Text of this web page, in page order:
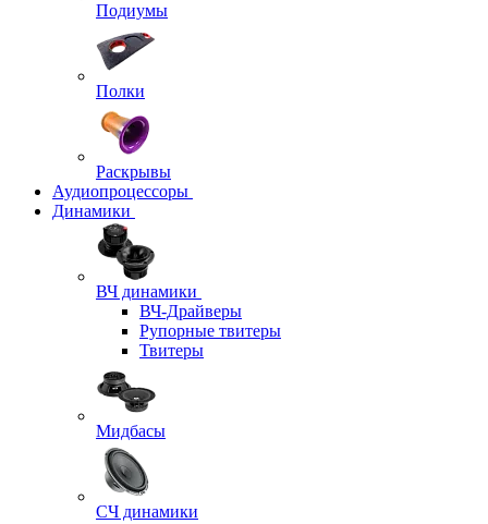
Подиумы
Полки
Раскрывы
Аудиопроцессоры
Динамики
ВЧ динамики
ВЧ-Драйверы
Рупорные твитеры
Твитеры
Мидбасы
СЧ динамики